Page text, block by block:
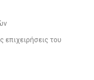
επιχειρήσεις του